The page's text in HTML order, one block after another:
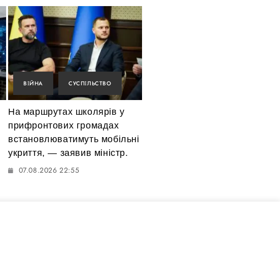
ВІЙНА СУСПІЛЬСТВО
На маршрутах школярів у
прифронтових громадах
встановлюватимуть мобільні
укриття, — заявив міністр.
07.08.2026 22:55